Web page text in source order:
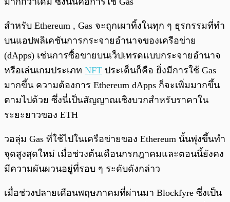
สำหรับ Ethereum , Gas จะถูกเผาทิ้งในทุก ๆ ธุรกรรมที่ทำ
บนแอปพลิเคชันการกระจายอำนาจของเครือข่าย
(dApps) เช่นการซื้อขายบนเว็ปเทรดแบบกระจายอำนาจ
หรือเล่นเกมประเภท NFT ประเด็นก็คือ ยิ่งมีการใช้ Gas
มากขึ้น ความต้องการ Ethereum dApps ก็จะเพิ่มมากขึ้น
ตามไปด้วย ซึ่งนี่เป็นสัญญาณเชิงบวกสำหรับราคาใน
ระยะยาวของ ETH
วอลุ่ม Gas ที่ใช้ไปในเครือข่ายของ Ethereum นั้นพุ่งขึ้นทำ
จุดสูงสุดใหม่ เมื่อช่วงต้นเดือนกรกฎาคมและตอนนี้ยังคง
มีความผันผวนอยู่ที่รอบ ๆ ระดับดังกล่าว
เมื่อช่วงปลายเดือนพฤษภาคมที่ผ่านมา Blockfyre ซึ่งเป็น